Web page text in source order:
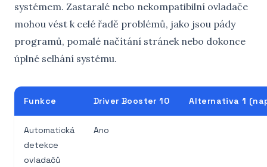
systémem. Zastaralé nebo nekompatibilní ovladače
mohou vést k celé řadě problémů, jako jsou pády
programů, pomalé načítání stránek nebo dokonce
úplné selhání systému.
Funkce Driver Booster 10 Alternativa 1
Automatická
detekce
ovladačů
Ano